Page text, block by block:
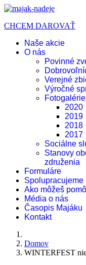
CHCEM DAROVAŤ
Naše akcie
O nás
Povinné
Verejné
Výročné
Fotogalérie
2020
2019
2018
2017
Sociálne
Stanovy
združenia
Formuláre
Spolupracujeme
Ako môžeš
Média o nás
Časopis Majáku
Kontakt
Domov
WINTERFEST